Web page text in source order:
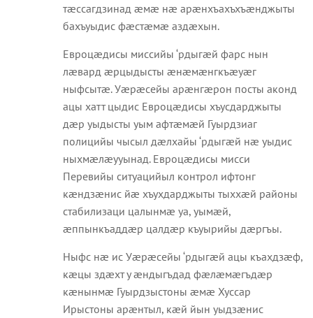
тæссагдзинад æмæ нæ арæнхъахъхъæнджыты
бахъуыдис фæстæмæ аздæхын.
Евроцæдисы миссийы ‘рдыгæй фарс нын
лæвард æрцыдысты æнæмæнгкъæуæг
ныфсытæ. Уæрæсейы арæнгæрон посты аконд
ацы хатт цыдис Евроцæдисы хъусдарджыты
дæр уыдысты уым афтæмæй Гуырдзиаг
полицийы чысыл дæлхайы ‘рдыгæй нæ уыдис
ныхмæлæууынад. Евроцæдисы мисси
Перевийы ситуацийыл контрол ифтонг
кæндзæнис йæ хъухдарджыты тыххæй районы
стабилизаци цалынмæ уа, уымæй,
æппынкъаддæр цалдæр къуырийы дæргъы.
Ныфс нæ ис Уæрæсейы ‘рдыгæй ацы къахдзæф,
кæцы здæхт у æндыгъдад фæлæмæгъдæр
кæнынмæ Гуырдзыстоны æмæ Хуссар
Ирыстоны арæнтыл, кæй йын уыдзæнис